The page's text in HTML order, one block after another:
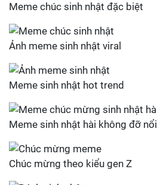
Meme chúc sinh nhật đặc biệt
Ảnh meme sinh nhật viral
Meme sinh nhật hot trend
Meme sinh nhật hài không đỡ nổi
Chúc mừng theo kiểu gen Z